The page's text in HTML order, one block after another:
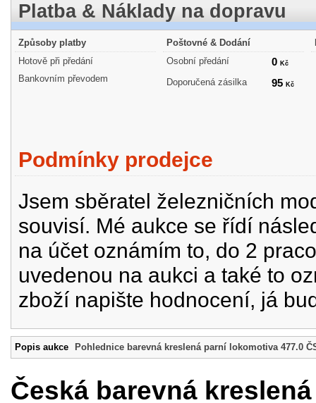
Platba & Náklady na dopravu
Způsoby platby
Hotově při předání
Bankovním převodem
Poštovné & Dodání
Osobní předání
0 Kč
Doporučená zásilka 95 Kč
Podmínky prodejce
Jsem sběratel železničních
souvisí. Mé aukce se řídí
na účet oznámím to, do 2
uvedenou na aukci a také to
zboží napište hodnocení, já
Popis aukce Pohlednice barevná kreslená parní lokomotiva 477.0
Česká barevná